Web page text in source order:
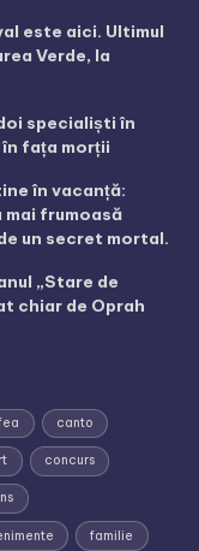
este aici. Ultimul
Verde, la
specialiști în
fața morții
în vacanță:
mai frumoasă
un secret mortal.
„Stare de
chiar de Oprah
canto
concurs
familie